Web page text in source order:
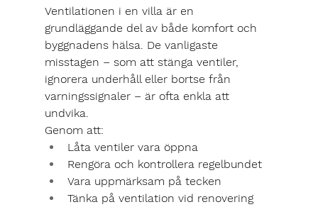
Ventilationen i en villa är en
grundläggande del av både komfort och
byggnadens hälsa. De vanligaste
misstagen – som att stänga ventiler,
ignorera underhåll eller bortse från
varningssignaler – är ofta enkla att
undvika.
Genom att:
Låta ventiler vara öppna
Rengöra och kontrollera regelbundet
Vara uppmärksam på tecken
Tänka på ventilation vid renovering